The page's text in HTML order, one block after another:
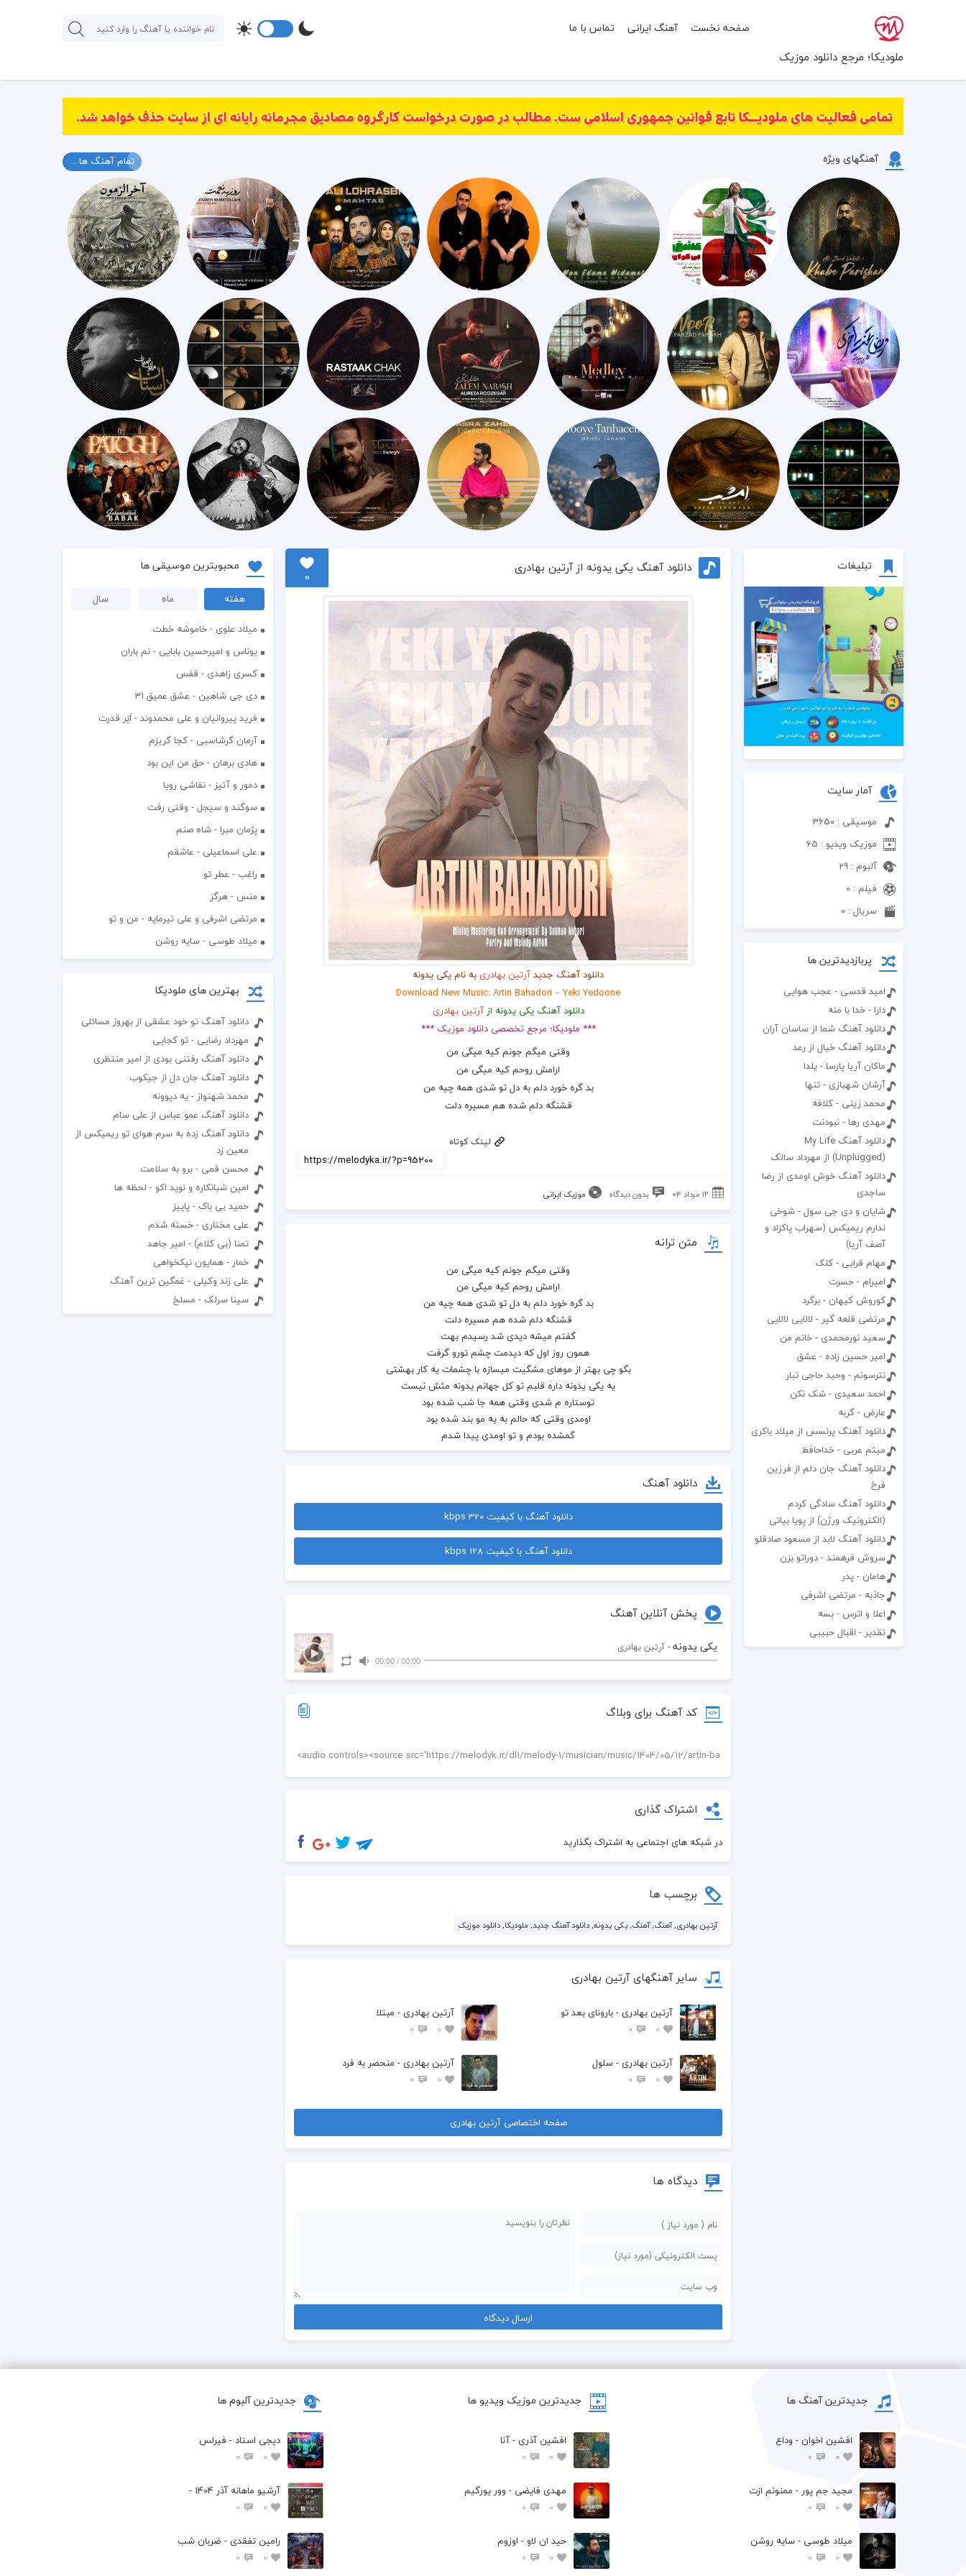
ملودیکا؛ مرجع دانلود موزیک
صفحه نخست آهنگ ایرانی تماس با ما
آهنگهای ویژه تمام آهنگ ها ...
تبلیغات
آمار سایت
موسیقی : 3650
موزیک ویدیو : 65
آلبوم : 29
فیلم : 0
سریال : 0
پربازدیدترین ها
امید قدسی - عجب هوایی
دارا - خدا با منه
دانلود آهنگ شما از ساسان آران
دانلود آهنگ خیال از رعد
ماکان آریا پارسا - یلدا
آرشان شهبازی - تنها
محمد زینی - کلافه
مهدی رها - نبودنت
دانلود آهنگ My Life
(Unplugged) از مهرداد سالک
دانلود آهنگ خوش اومدی از رضا
ساجدی
شایان و دی جی سول - شوخی
ندارم ریمیکس (سهراب پاکزاد و
آصف آریا)
مهام قرایی - کلک
اميرام - حسرت
کوروش کیهان - برگرد
مرتضی قلعه گیر - لالایی لالایی
سعید نورمحمدی - خانم من
امیر حسین زاده - عشق
نترسونم - وحید حاجی تبار
احمد سعیدی - شک نکن
عارض - گربه
دانلود آهنگ پرنسس از میلاد باکری
میثم عربی - خداحافظ
دانلود آهنگ جان دلم از فرزین
فرخ
دانلود آهنگ سادگی کردم
(الکترونیک ورژن) از پویا بیاتی
دانلود آهنگ لابد از مسعود صادقلو
سروش فرهمند - دوراتو بزن
هامان - پدر
جاذبه - مرتضی اشرفی
اعلا و اترس - بسه
تقدیر - اقبال حبیبی
دانلود آهنگ یکی یدونه از آرتین بهادری
0
دانلود آهنگ جدیدآرتین بهادری به نام یکی یدونه
Download New Music: Artin Bahadori – Yeki Yedoone
دانلود آهنگ یکی یدونه ازآرتین بهادری
*** ملودیکا؛ مرجع تخصصی دانلود موزیک ***
وقتی میگم جونم کیه میگی من
ارامش روحم کیه میگی من
بد گره خورد دلم به دل تو شدی همه چیه من
قشنگه دلم شده هم مسیره دلت
لینک کوتاه
۱۲ مرداد ۰۴ بدون دیدگاه موزیک ایرانی
متن ترانه
گفتم میشه دیدی شد رسیدم بهت
همون روز اول که دیدمت چشم تورو گرفت
یه یکی یدونه داره قلبم تو کل جهانم یدونه مثش نیست
توستاره م شدی وقتی همه جا شب شده بود
گمشده بودم و تو اومدی پیدا شدم
اگه زنده ام تو دلیلی بند قلب توام
دانلود آهنگ
دانلود آهنگ با کیفیت 320 kbps
دانلود آهنگ با کیفیت 128 kbps
پخش آنلاین آهنگ
یکی یدونه - آرتین بهادری
00:00
/
00:00
کد آهنگ برای وبلاگ
اشتراک گذاری
در شبکه های اجتماعی به اشتراک بگذارید
برچسب ها
آرتین بهادری, آهنگ, آهنگ, یکی یدونه, دانلود آهنگ جدید, ملودیکا, دانلود موزیک
سایر آهنگهای آرتین بهادری
آرتین بهادری - بارونای بعد تو
0
0
آرتین بهادری - مبتلا
0
0
آرتین بهادری - سلول
0
0
آرتین بهادری - منحصر به فرد
0
0
صفحه اختصاصی آرتین بهادری
دیدگاه ها
محبوبترین موسیقی ها
هفته ماه
سال
میلاد علوی - خاموشه خطت
یوناس و امیرحسین بابایی - نم باران
کسری زاهدی - قفس
دی جی شاهین - عشق عمیق 31
فرید پیروانیان و علی محمدوند - اَبَر قدرت
آرمان گرشاسبی - کجا گریزم
هادی برهان - حق من این بود
دمور و آتیز - نقاشی رویا
سوگند و سیجل - وقتی رفت
پژمان مبرا - شاه صنم
علی اسماعیلی - عاشقم
راغب - عطر تو
منس - هرگز
مرتضی اشرفی و علی تیرمایه - من و تو
میلاد طوسی - سایه روشن
بهترین های ملودیکا
دانلود آهنگ تو خود عشقی از بهروز مسائلی
مهرداد رضایی - تو کجایی
دانلود آهنگ رفتنی بودی از امیر منتظری
دانلود آهنگ جان دل از جیکوب
محمد شهنواز - یه دیوونه
دانلود آهنگ عمو عباس از علی سام
دانلود آهنگ زده به سرم هوای تو ریمیکس از
معین زد
محسن قمی - برو به سلامت
امین شبانکاره و نوید اکو - لحظه ها
حمید بی باک - پاییز
علی مختاری - خسته شدم
تمنا (بی کلام) - امیر جاهد
خمار - همایون نیکخواهی
علی زند وکیلی - غمگین ترین آهنگ
سینا سرلک - مسلخ
جدیدترین آهنگ ها
افشين اخوان - وداع
0
0
مجید جم پور - ممنونم ازت
0
0
میلاد طوسی - سایه روشن
0
0
جدیدترین موزیک ویدیو ها
افشین آذری - آنا
0
0
مهدی فایضی - وور یورگیم
0
0
حید ان لاو - اوزوم
0
0
جدیدترین آلبوم ها
دیجی استاد - فیرلس
0
0
آرشیو ماهانه آذر 1404 -
0
0
رامین تفقدی - ضربان شب
0
0